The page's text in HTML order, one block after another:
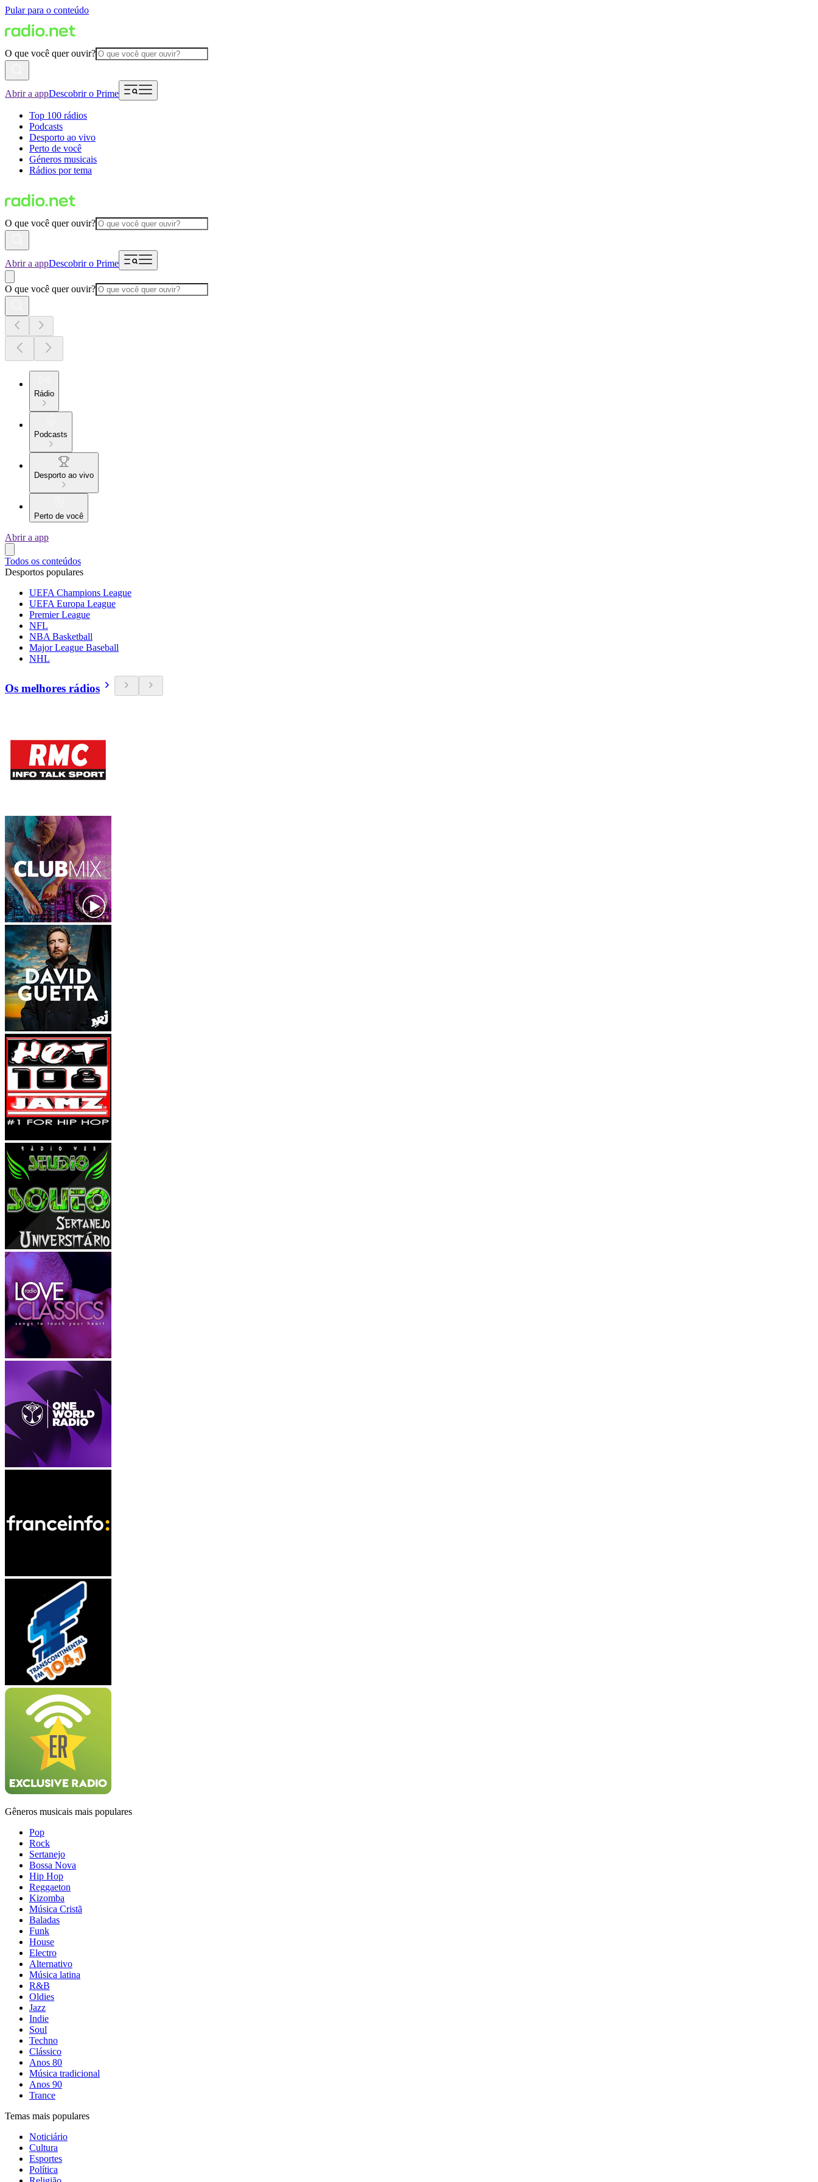
Pular para o conteúdo
O que você quer ouvir?
Abrir a appDescobrir o Prime
Top 100 rádios
Podcasts
Desporto ao vivo
Perto de você
Géneros musicais
Rádios por tema
O que você quer ouvir?
Abrir a appDescobrir o Prime
O que você quer ouvir?
Rádio
Podcasts
Desporto ao vivo
Perto de você
Abrir a app
Todos os conteúdos
Desportos populares
UEFA Champions League
UEFA Europa League
Premier League
NFL
NBA Basketball
Major League Baseball
NHL
Os melhores rádios
Gêneros musicais mais populares
Pop
Rock
Sertanejo
Bossa Nova
Hip Hop
Reggaeton
Kizomba
Música Cristã
Baladas
Funk
House
Electro
Alternativo
Música latina
R&B
Oldies
Jazz
Indie
Soul
Techno
Clássico
Anos 80
Música tradicional
Anos 90
Trance
Temas mais populares
Noticiário
Cultura
Esportes
Política